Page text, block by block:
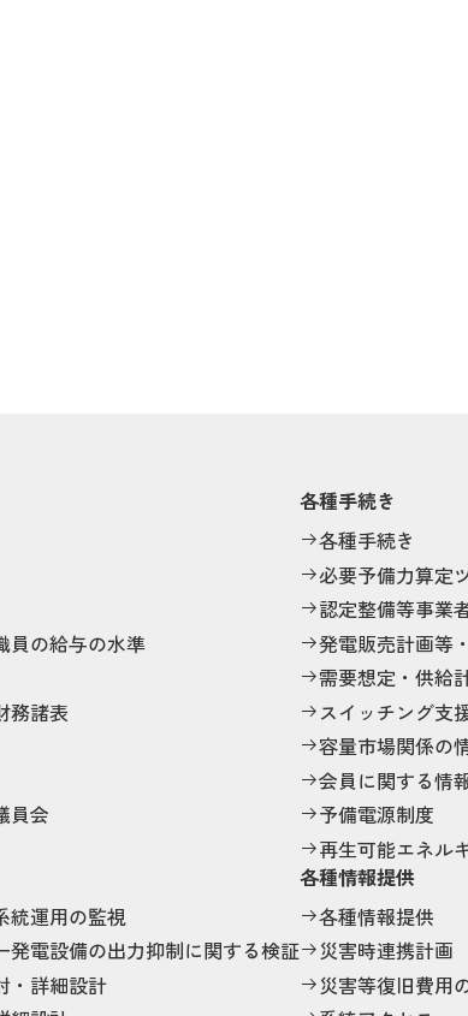
員の給与の水準
務諸表
員会
統運用の監視
発電設備の出力抑制に関する検証
・詳細設計
各種手続き
各種手続き
必要予備力算定
認定整備等事業
発電販売計画等
需要想定・供給
スイッチング支
容量市場関係の
会員に関する情
予備電源制度
再生可能エネル
各種情報提供
各種情報提供
災害時連携計画
災害等復旧費用